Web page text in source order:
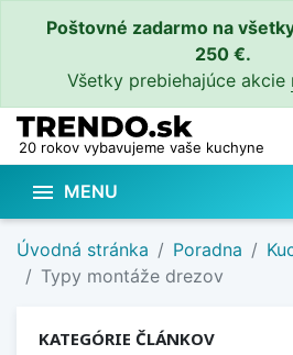
Poštovné zadarmo na
250 €.
Všetky prebiehajúce akcie
20 rokov vybavujeme vaše kuchyne
 MENU
Úvodná stránka Poradna
Typy montáže drezov
KATEGÓRIE ČLÁNKOV